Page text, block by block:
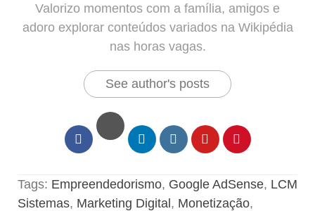
Valorizo momentos com a família, amigos e
adoro explorar conteúdos variados na Wikipédia
nas horas vagas.
See author's posts
Tags: Empreendedorismo, Google AdSense, LCM
Sistemas, Marketing Digital, Monetização,